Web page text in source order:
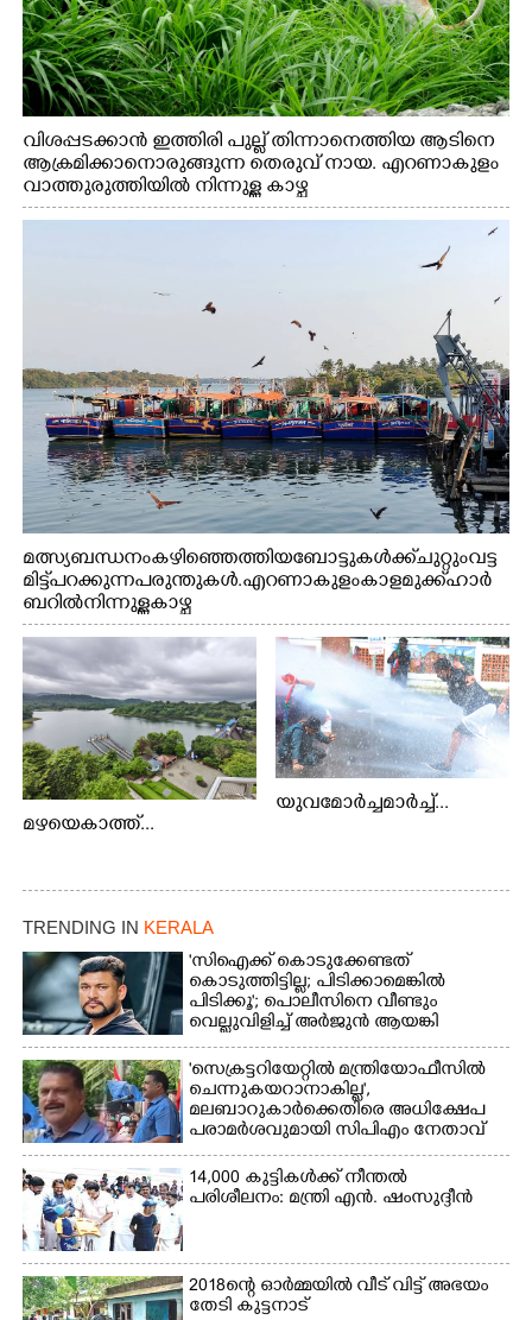
വിശപ്പടക്കാൻ ഇത്തിരി പുല്ല് തിന്നാനെത്തിയ ആടിനെ
ആക്രമിക്കാനൊരുങ്ങുന്ന തെരുവ് നായ. എറണാകുളം
വാത്തുരുത്തിയിൽ നിന്നുള്ള കാഴ്ച
മത്സ്യബന്ധനം കഴിഞ്ഞെത്തിയ ബോട്ടുകൾക്ക് ചുറ്റും വട്ട
മിട്ട് പറക്കുന്ന പരുന്തുകൾ. എറണാകുളം കാളമുക്ക് ഹാർ
ബറിൽ നിന്നുള്ള കാഴ്ച
മഴയെകാത്ത്...
യുവമോർച്ചമാർച്ച്...
TRENDING IN KERALA
'സിഐക്ക് കൊടുക്കേണ്ടത്
കൊടുത്തിട്ടില്ല; പിടിക്കാമെങ്കിൽ
പിടിക്കൂ'; പൊലീസിനെ വീണ്ടും
വെല്ലുവിളിച്ച് അർജുൻ ആയങ്കി
'സെക്രട്ടറിയേറ്റിൽ മന്ത്രിയോഫീസിൽ
ചെന്നുകയറാനാകില്ല',
മലബാറുകാർക്കെതിരെ അധിക്ഷേപ
പരാമർശവുമായി സിപിഎം നേതാവ്‌
14,000 കുട്ടികൾക്ക് നീന്തൽ
പരിശീലനം: മന്ത്രി എൻ. ഷംസുദ്ദീൻ
2018ന്റെ ഓർമ്മയിൽ വീട് വിട്ട് അഭയം
തേടി കുട്ടനാട്